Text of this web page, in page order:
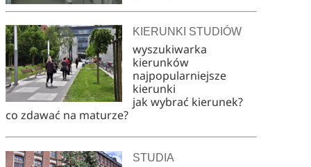
KIERUNKI STUDIÓW
wyszukiwarka
kierunków
najpopularniejsze
kierunki
jak wybrać kierunek?
co zdawać na maturze?
STUDIA